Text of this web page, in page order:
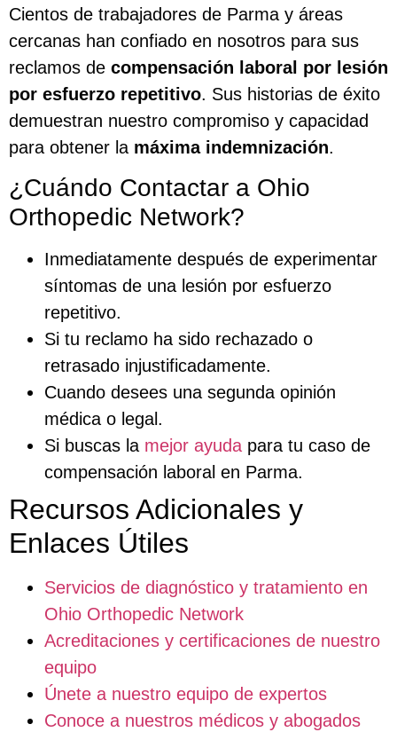
Cientos de trabajadores de Parma y áreas
cercanas han confiado en nosotros para sus
reclamos de compensación laboral por lesión
por esfuerzo repetitivo. Sus historias de éxito
demuestran nuestro compromiso y capacidad
para obtener la máxima indemnización.
¿Cuándo Contactar a Ohio
Orthopedic Network?
Inmediatamente después de experimentar
síntomas de una lesión por esfuerzo
repetitivo.
Si tu reclamo ha sido rechazado o
retrasado injustificadamente.
Cuando desees una segunda opinión
médica o legal.
Si buscas la mejor ayuda para tu caso de
compensación laboral en Parma.
Recursos Adicionales y
Enlaces Útiles
Servicios de diagnóstico y tratamiento en
Ohio Orthopedic Network
Acreditaciones y certificaciones de nuestro
equipo
Únete a nuestro equipo de expertos
Conoce a nuestros médicos y abogados